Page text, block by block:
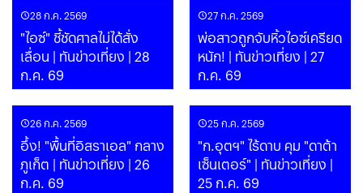
28 ก.ค. 2569
"ไอซ์" ชี้ชัดศาลไม่ได้สั่ง
เลื่อน | ทันข่าวเที่ยง | 28
ก.ค. 69
27 ก.ค. 2569
พ่อสาวถูกจับหิ้วไอซ์เครียด
หนัก! | ทันข่าวเที่ยง | 27
ก.ค. 69
26 ก.ค. 2569
อึ้ง! "พื้นที่อิสราเอล" กลาง
ภูเก็ต | ทันข่าวเที่ยง | 26
ก.ค. 69
25 ก.ค. 2569
"ก.อุตฯ" ไร้ดาบ คุม "ดาต้า
เซ็นเตอร์" | ทันข่าวเที่ยง |
25 ก.ค. 69